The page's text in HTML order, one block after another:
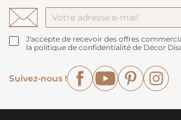
J'accepte de recevoir des offres
la politique de confidentialité de Décor
Suivez-nous !
FacebookYouTube